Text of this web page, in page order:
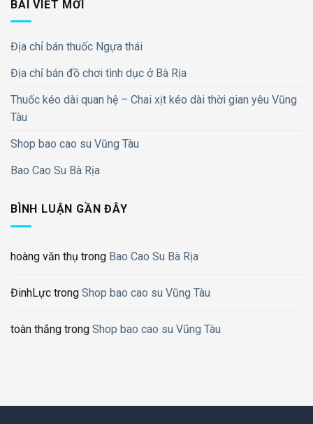
BÀI VIẾT MỚI
Địa chỉ bán thuốc Ngựa thái
Địa chỉ bán đồ chơi tình dục ở Bà Rịa
Thuốc kéo dài quan hệ – Chai xịt kéo dài thời gian yêu Vũng
Tàu
Shop bao cao su Vũng Tàu
Bao Cao Su Bà Rịa
BÌNH LUẬN GẦN ĐÂY
hoàng văn thụ trong Bao Cao Su Bà Rịa
ĐinhLực trong Shop bao cao su Vũng Tàu
toàn thắng trong Shop bao cao su Vũng Tàu